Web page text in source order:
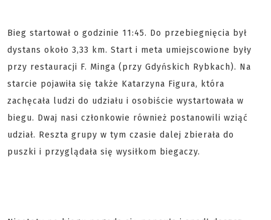
Bieg startował o godzinie 11:45. Do przebiegnięcia był
dystans około 3,33 km. Start i meta umiejscowione były
przy restauracji F. Minga (przy Gdyńskich Rybkach). Na
starcie pojawiła się także Katarzyna Figura, która
zachęcała ludzi do udziału i osobiście wystartowała w
biegu. Dwaj nasi członkowie również postanowili wziąć
udział. Reszta grupy w tym czasie dalej zbierała do
puszki i przyglądała się wysiłkom biegaczy.